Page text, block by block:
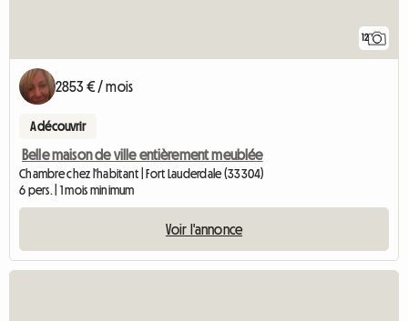
12
2853 € / mois
A découvrir
Belle maison de ville entièrement meublée
Chambre chez l'habitant | Fort Lauderdale (33304)
6 pers. | 1 mois minimum
Voir l'annonce